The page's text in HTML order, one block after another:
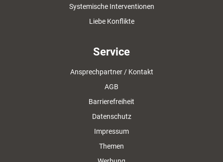
Systemische Interventionen
Liebe Konflikte
Service
Ansprechpartner / Kontakt
AGB
Barrierefreiheit
Datenschutz
Impressum
Themen